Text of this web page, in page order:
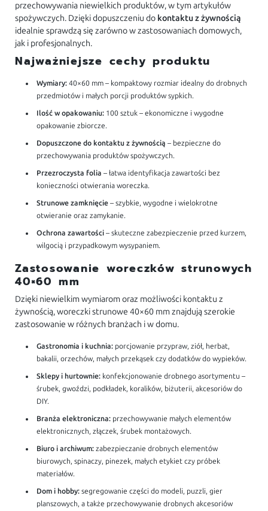
przechowywania niewielkich produktów, w tym artykułów
spożywczych. Dzięki dopuszczeniu do kontaktu z żywnością
idealnie sprawdzą się zarówno w zastosowaniach domowych,
jak i profesjonalnych.
Najważniejsze cechy produktu
Wymiary: 40×60 mm – kompaktowy rozmiar idealny do drobnych
przedmiotów i małych porcji produktów sypkich.
Ilość w opakowaniu: 100 sztuk – ekonomiczne i wygodne
opakowanie zbiorcze.
Dopuszczone do kontaktu z żywnością – bezpieczne do
przechowywania produktów spożywczych.
Przezroczysta folia – łatwa identyfikacja zawartości bez
konieczności otwierania woreczka.
Strunowe zamknięcie – szybkie, wygodne i wielokrotne
otwieranie oraz zamykanie.
Ochrona zawartości – skuteczne zabezpieczenie przed kurzem,
wilgocią i przypadkowym wysypaniem.
Zastosowanie woreczków strunowych
40×60 mm
Dzięki niewielkim wymiarom oraz możliwości kontaktu z
żywnością, woreczki strunowe 40×60 mm znajdują szerokie
zastosowanie w różnych branżach i w domu.
Gastronomia i kuchnia: porcjowanie przypraw, ziół, herbat,
bakalii, orzechów, małych przekąsek czy dodatków do wypieków.
Sklepy i hurtownie: konfekcjonowanie drobnego asortymentu –
śrubek, gwoździ, podkładek, koralików, biżuterii, akcesoriów do
DIY.
Branża elektroniczna: przechowywanie małych elementów
elektronicznych, złączek, śrubek montażowych.
Biuro i archiwum: zabezpieczanie drobnych elementów
biurowych, spinaczy, pinezek, małych etykiet czy próbek
materiałów.
Dom i hobby: segregowanie części do modeli, puzzli, gier
planszowych, a także przechowywanie drobnych akcesoriów